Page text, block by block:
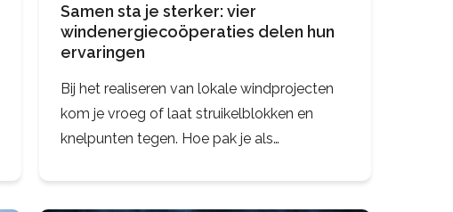
Samen sta je sterker: vier
windenergiecoöperaties delen hun
ervaringen
Bij het realiseren van lokale windprojecten
kom je vroeg of laat struikelblokken en
knelpunten tegen. Hoe pak je als